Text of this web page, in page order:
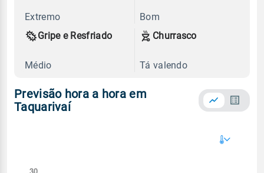
Extremo
Bom
Gripe e Resfriado
Médio
Churrasco
Tá valendo
Previsão hora a hora em
Taquarivaí